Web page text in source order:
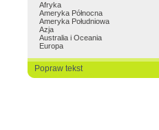
Afryka
Ameryka Północna
Ameryka Południowa
Azja
Australia i Oceania
Europa
Popraw tekst